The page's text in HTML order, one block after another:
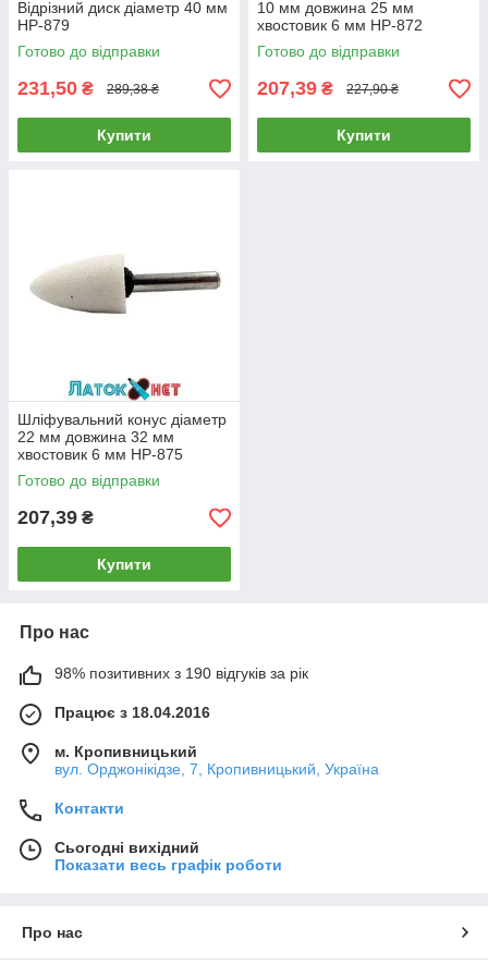
Відрізний диск діаметр 40 мм
HP-879
Готово до відправки
231,50 ₴ 289,38 ₴
Купити
10 мм довжина 25 мм
хвостовик 6 мм HP-872
Готово до відправки
207,39 ₴ 227,90 ₴
Купити
Шліфувальний конус діаметр
22 мм довжина 32 мм
хвостовик 6 мм HP-875
Готово до відправки
207,39 ₴
Купити
Про нас
98% позитивних з 190 відгуків за рік
Працює з 18.04.2016
м. Кропивницький
вул. Орджонікідзе, 7, Кропивницький, Україна
Контакти
Сьогодні вихідний
Показати весь графік роботи
Про нас